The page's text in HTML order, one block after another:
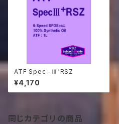
ATF Spec -Ⅲ⁺RSZ
¥4,170
同じカテゴリの商品